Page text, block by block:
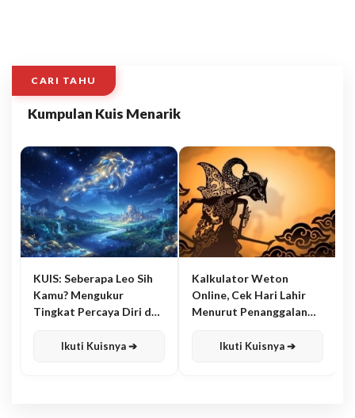
CARI TAHU
Kumpulan Kuis Menarik
KUIS: Seberapa Leo Sih
Kamu? Mengukur
Tingkat Percaya Diri dan
Ikuti Kuisnya ➔
Kalkulator Weton
Online, Cek Hari Lahir
Menurut Penanggalan
Ikuti Kuisnya ➔